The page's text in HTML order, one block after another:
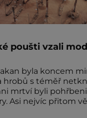
poušti vzali
byla koncem
hrobů s téměř
mrtví byli
Asi nejvíc přitom